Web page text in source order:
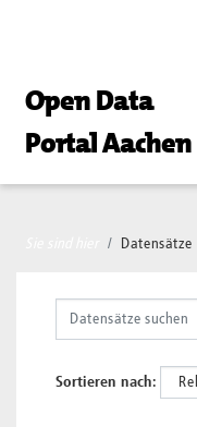
Open Data
Portal Aachen
Datensätze
Sortieren nach